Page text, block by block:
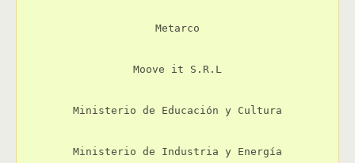
Metarco
Moove it S.R.L
Ministerio de Educación y Cultura
Ministerio de Industria y Energía